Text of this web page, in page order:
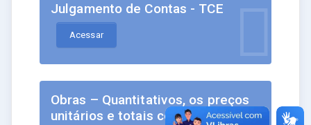
Julgamento de Contas - TCE
Acessar
Obras – Quantitativos, os preços
unitários e totais contratados